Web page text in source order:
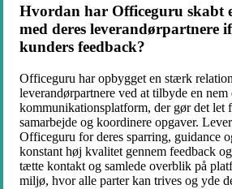
Hvordan har Officeguru skabt
med deres leverandørpartnere
kunders feedback?
Officeguru har opbygget en stærk
leverandørpartnere ved at tilbyde en
kommunikationsplatform, der gør det let
samarbejde og koordinere opgaver.
Officeguru for deres sparring, guidance
konstant høj kvalitet gennem feedback
tætte kontakt og samlede overblik på
miljø, hvor alle parter kan trives og yde